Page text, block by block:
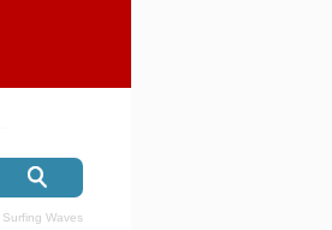
Surfing Waves